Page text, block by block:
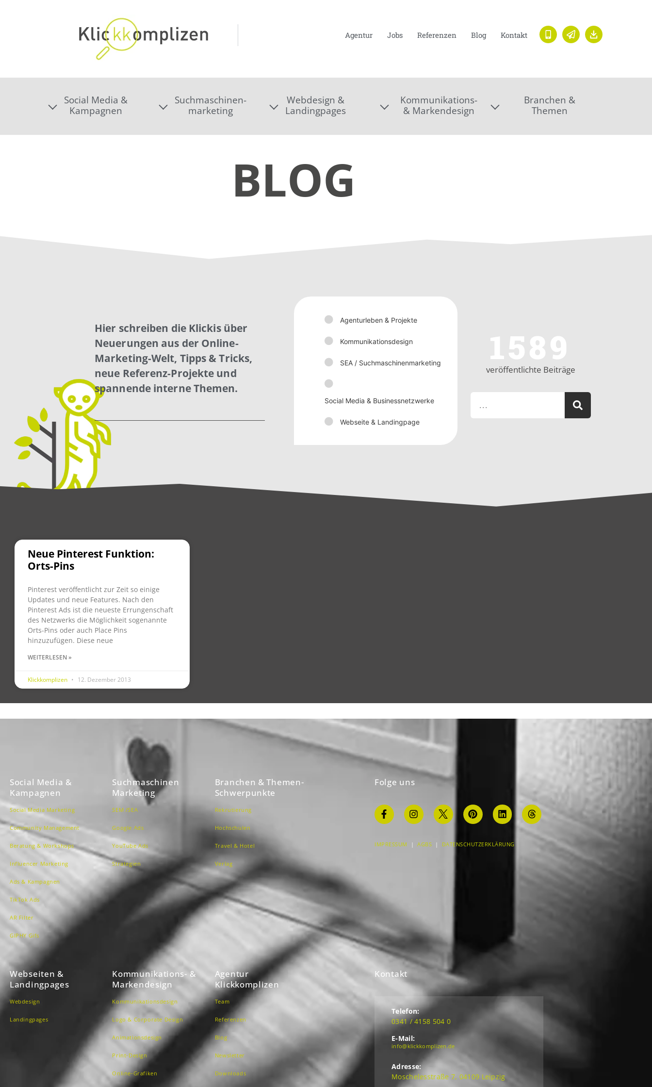
Agentur Jobs Referenzen Blog Kontakt
Social Media &
Kampagnen
Suchmaschinen-
marketing
Webdesign &
Landingpages
Kommunikations-
& Markendesign
Branchen &
Themen
BLOG
Hier schreiben die Klickis über
Neuerungen aus der Online-
Marketing-Welt, Tipps & Tricks,
neue Referenz-Projekte und
spannende interne Themen.
Agenturleben & Projekte
Kommunikationsdesign
SEA / Suchmaschinenmarketing
Social Media & Businessnetzwerke
Webseite & Landingpage
veröffentlichte Beiträge
1589
Neue Pinterest Funktion:
Orts-Pins
Pinterest veröffentlicht zur Zeit so einige
Updates und neue Features. Nach den
Pinterest Ads ist die neueste Errungenschaft
des Netzwerks die Möglichkeit sogenannte
Orts-Pins oder auch Place Pins
hinzuzufügen. Diese neue
WEITERLESEN »
Klickkomplizen 12. Dezember 2013
Social Media &
Kampagnen
Social Media Marketing
Community Management
Beratung & Workshops
Influencer Marketing
Ads & Kampagnen
TikTok Ads
AR Filter
GIPHY Gifs
Suchmaschinen
Marketing
SEM /SEA
Google Ads
YouTube Ads
Strategien
Branchen & Themen-
Schwerpunkte
Rekrutierung
Hochschulen
Travel & Hotel
Verlag
Folge uns
IMPRESSUM | AGBS | DATENSCHUTZERKLÄRUNG
Webseiten &
Landingpages
Webdesign
Landingpages
Kommunikations- &
Markendesign
Kommunikationsdesign
Logo & Corporate Design
Animationsdesign
Print-Design
Online-Grafiken
Agentur
Klickkomplizen
Team
Referenzen
Blog
Newsletter
Downloads
Kontakt
Telefon:
0341 / 4158 504 0
E-Mail:
info@klickkomplizen.de
Adresse:
Moschelesstraße 7, 04109 Leipzig